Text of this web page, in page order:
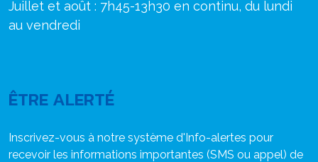
Juillet et août : 7h45-13h30 en continu, du lundi
au vendredi
ÊTRE ALERTÉ
Inscrivez-vous à notre système d'Info-alertes pour
recevoir les informations importantes (SMS ou appel) de